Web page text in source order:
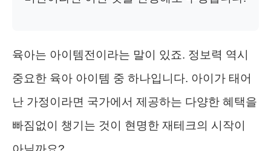
육아는 아이템전이라는 말이 있죠. 정보력 역시
중요한 육아 아이템 중 하나입니다. 아이가 태어
난 가정이라면 국가에서 제공하는 다양한 혜택을
빠짐없이 챙기는 것이 현명한 재테크의 시작이